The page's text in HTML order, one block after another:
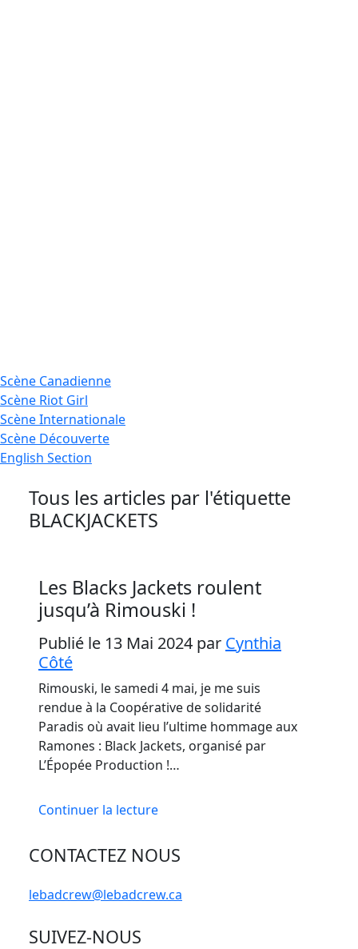
Scène Canadienne
Scène Riot Girl
ScèneInternationale
Scène Découverte
English Section
Tous les articles par l'étiquette
BLACKJACKETS
Les Blacks Jackets roulent
jusqu’à Rimouski !
Publié le 13 Mai 2024 par Cynthia
Côté
Rimouski, le samedi 4 mai, je me suis
rendue à la Coopérative de solidarité
Paradis où avait lieu l’ultime hommage aux
Ramones : Black Jackets, organisé par
L’Épopée Production !…
Continuer la lecture
CONTACTEZ NOUS
lebadcrew@lebadcrew.ca
SUIVEZ-NOUS